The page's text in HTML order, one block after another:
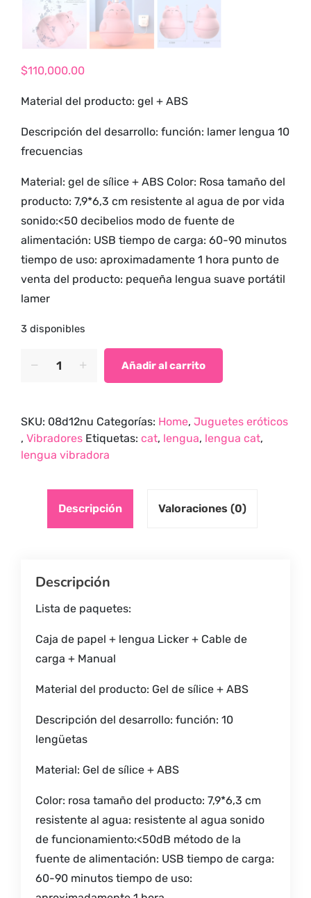
nuevas
experiencias con
los productos
más exclusivos y
$110,000.00
Material del producto: gel + ABS
Descripción del desarrollo: función: lamer lengua 10
frecuencias
Material: gel de sílice + ABS Color: Rosa tamaño del
producto: 7,9*6,3 cm resistente al agua de por vida
sonido:<50 decibelios modo de fuente de
alimentación: USB tiempo de carga: 60-90 minutos
tiempo de uso: aproximadamente 1 hora punto de
venta del producto: pequeña lengua suave portátil
lamer
3 disponibles
vibradora
Añadir al carrito
SKU: 08d12nu Categorías: Home, Juguetes eróticos
, Vibradores Etiquetas: cat, lengua, lengua cat,
lengua vibradora
Descripción Valoraciones (0)
Descripción
Lista de paquetes:
Caja de papel + lengua Licker + Cable de
carga + Manual
Material del producto: Gel de sílice + ABS
Descripción del desarrollo: función: 10
lengüetas
Material: Gel de sílice + ABS
Color: rosa tamaño del producto: 7,9*6,3 cm
resistente al agua: resistente al agua sonido
de funcionamiento:<50dB método de la
fuente de alimentación: USB tiempo de carga:
60-90 minutos tiempo de uso: